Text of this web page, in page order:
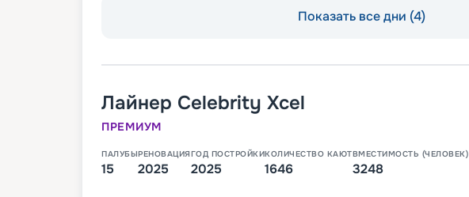
Показать все дни (4)
Лайнер Celebrity Xcel
ПРЕМИУМ
ПАЛУБЫ
15
РЕНОВАЦИЯ
2025
ГОД ПОСТРОЙКИ
2025
КОЛИЧЕСТВО КАЮТ
1646
ВМЕСТИМОСТЬ (ЧЕЛОВЕК)
3248